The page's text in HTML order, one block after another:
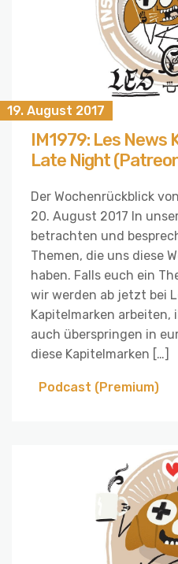
19. August 2017
IM1979: Les News
Late Night
Der Wochenrückblick
20. August 2017 In
betrachten und
Themen, die uns diese
haben. Falls euch ein
wir werden ab jetzt bei
Kapitelmarken arbeiten,
auch überspringen in
diese Kapitelmarken […]
Podcast (Premium)